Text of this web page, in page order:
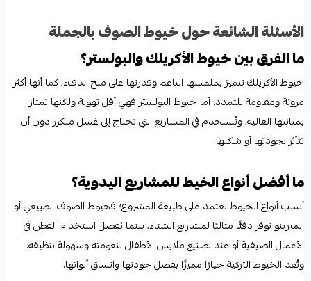
الأسئلة الشائعة حول خيوط الصوف بالجملة
ما الفرق بين خيوط الأكريلك والبولستر؟
خيوط الأكريلك تتميز بملمسها الناعم وقدرتها على منح الدفء، كما أنها أكثر
مرونة ومقاومة للتمدد. أما خيوط البولستر فهي أقل تهوية ولكنها تمتاز
بمتانتها العالية، وتُستخدم في المشاريع التي تحتاج إلى غسل متكرر دون أن
تتأثر بجودتها أو شكلها.
ما أفضل أنواع الخيط للمشاريع اليدوية؟
أنسب أنواع الخيوط تعتمد على طبيعة المشروع؛ فخيوط الصوف الطبيعي أو
الميرينو توفر دفئًا مثاليًا لمشاريع الشتاء، بينما يُفضل استخدام القطن في
الأعمال الصيفية أو عند تصنيع ملابس الأطفال لنعومته وسهولة تنظيفه.
وتُعد الخيوط التركية خيارًا مميزًا بفضل جودتها واتساق ألوانها.